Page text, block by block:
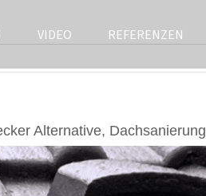
VIDEO REFERENZEN
Alternative, Dachsanierung